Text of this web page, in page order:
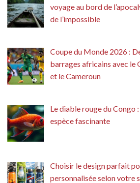
voyage au bord de
de l’impossible
Coupe du Monde 2026 :
barrages africains avec le
et le Cameroun
Le diable rouge du Congo
espèce fascinante
Choisir le design parfait
personnalisée selon votre